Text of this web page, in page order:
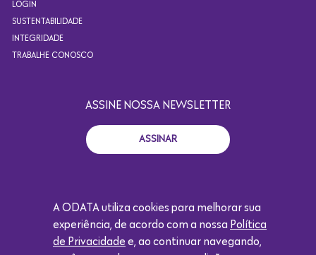
LOGIN
SUSTENTABILIDADE
INTEGRIDADE
TRABALHE CONOSCO
ASSINE NOSSA NEWSLETTER
ASSINAR
CONTATO@ODATACOLOCATION.COM
A ODATA utiliza cookies para melhorar sua
experiência, de acordo com a nossa Política
de Privacidade e, ao continuar navegando,